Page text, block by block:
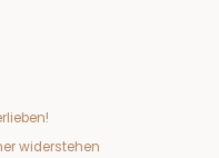
widerstehen